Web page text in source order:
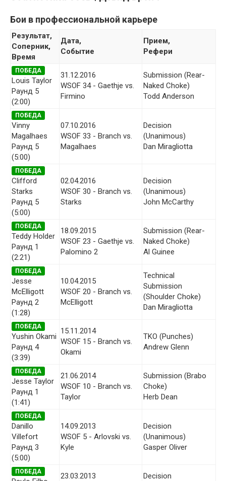
Бои в профессиональной карьере
Результат,
Соперник,
Время
Дата,
Событие
Прием,
Рефери
ПОБЕДА
Louis Taylor
Раунд 5
(2:00)
31.12.2016
WSOF 34 - Gaethje vs.
Firmino
Submission (Rear-
Naked Choke)
Todd Anderson
ПОБЕДА
Vinny
Magalhaes
Раунд 5
(5:00)
07.10.2016
WSOF 33 - Branch vs.
Magalhaes
Decision
(Unanimous)
Dan Miragliotta
ПОБЕДА
Clifford
Starks
Раунд 5
(5:00)
02.04.2016
WSOF 30 - Branch vs.
Starks
Decision
(Unanimous)
John McCarthy
ПОБЕДА
Teddy Holder
Раунд 1
(2:21)
18.09.2015
WSOF 23 - Gaethje vs.
Palomino 2
Submission (Rear-
Naked Choke)
Al Guinee
ПОБЕДА
Jesse
McElligott
Раунд 2
(1:28)
10.04.2015
WSOF 20 - Branch vs.
McElligott
Technical
Submission
(Shoulder Choke)
Dan Miragliotta
ПОБЕДА
Yushin Okami
Раунд 4
(3:39)
15.11.2014
WSOF 15 - Branch vs.
Okami
TKO (Punches)
Andrew Glenn
ПОБЕДА
Jesse Taylor
Раунд 1
(1:41)
21.06.2014
WSOF 10 - Branch vs.
Taylor
Submission (Brabo
Choke)
Herb Dean
ПОБЕДА
Danillo
Villefort
Раунд 3
(5:00)
14.09.2013
WSOF 5 - Arlovski vs.
Kyle
Decision
(Unanimous)
Gasper Oliver
ПОБЕДА 23.03.2013 Decision